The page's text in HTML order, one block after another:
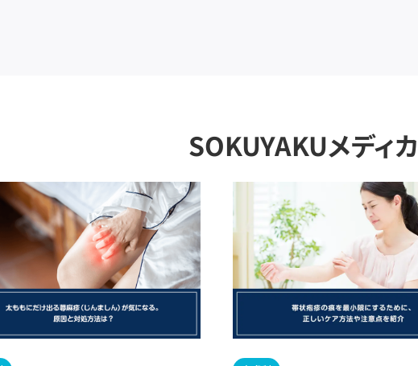
SOKUYAKUメディ